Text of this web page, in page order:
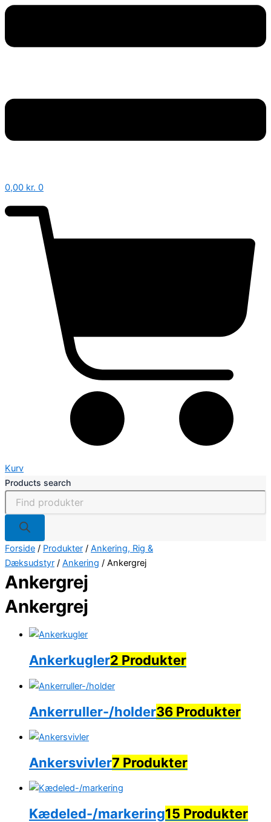
0,00 kr. 0
Kurv
Products search
Forside / Produkter / Ankering, Rig &
Dæksudstyr / Ankering / Ankergrej
Ankergrej
Ankergrej
Ankerkugler2 Produkter
Ankerruller-/holder36 Produkter
Ankersvivler7 Produkter
Kædeled-/markering15 Produkter